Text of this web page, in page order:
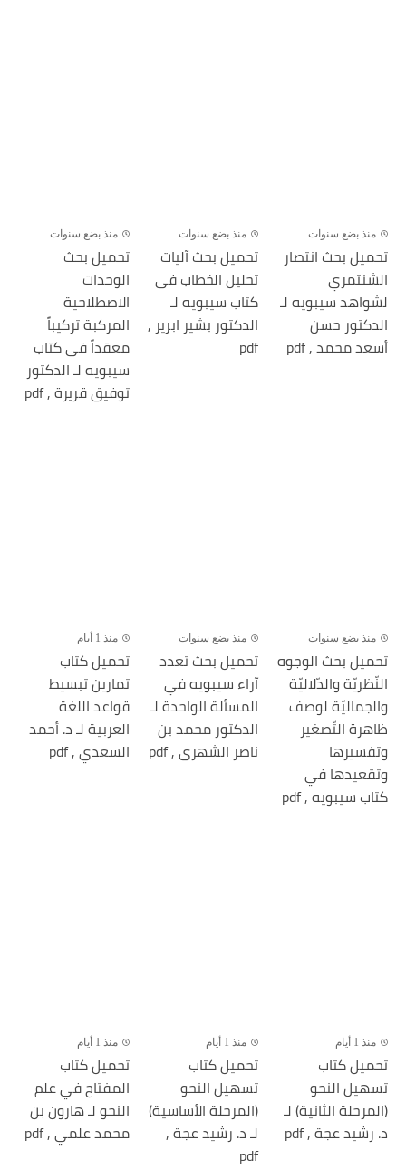
منذ بضع سنوات
تحميل بحث انتصار
الشنتمري
لشواهد سيبويه لـ
الدكتور حسن
أسعد محمد , pdf
منذ بضع سنوات
تحميل بحث آليات
تحليل الخطاب فى
كتاب سيبويه لـ
الدكتور بشير ابرير ,
pdf
منذ بضع سنوات
تحميل بحث
الوحدات
الاصطلاحية
المركبة تركيباً
معقداً فى كتاب
سيبويه لـ الدكتور
توفيق قريرة , pdf
منذ بضع سنوات
تحميل بحث الوجوه
النّظريّة والدّلاليّة
والجماليّة لوصف
ظاهرة التّصغير
وتفسيرها
وتقعيدها في
كتاب سيبويه , pdf
منذ بضع سنوات
تحميل بحث تعدد
آراء سيبويه في
المسألة الواحدة لـ
الدكتور محمد بن
ناصر الشهرى , pdf
منذ 1 أيام
تحميل كتاب
تمارين تبسيط
قواعد اللغة
العربية لـ د. أحمد
السعدي , pdf
منذ 1 أيام
تحميل كتاب
تسهيل النحو
(المرحلة الثانية) لـ
د. رشيد عجة , pdf
منذ 1 أيام
تحميل كتاب
تسهيل النحو
(المرحلة الأساسية)
لـ د. رشيد عجة ,
pdf
منذ 1 أيام
تحميل كتاب
المفتاح في علم
النحو لـ هارون بن
محمد علمي , pdf